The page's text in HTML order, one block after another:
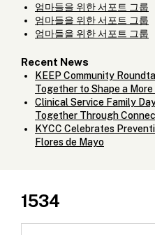
엄마들을 위한 서포트 그룹
엄마들을 위한 서포트 그룹
엄마들을 위한 서포트 그룹
Recent News
KEEP Community
Together to Shape a
Clinical Service Family
Together Through
KYCC Celebrates
Flores de Mayo
1534